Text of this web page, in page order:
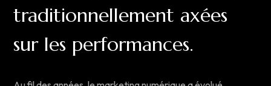
traditionnellement axées
sur les performances.